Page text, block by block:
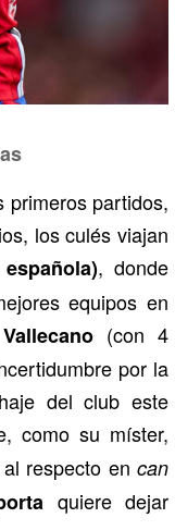
primeros partidos,
los culés viajan
, donde
equipos en
(con 4
por la
del club este
como su míster,
respecto encan
quiere dejar